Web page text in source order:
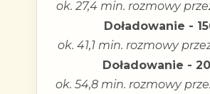
ok. 27,4 min. rozmowy
Doładowanie -
ok. 41,1 min. rozmowy
Doładowanie -
ok. 54,8 min. rozmowy